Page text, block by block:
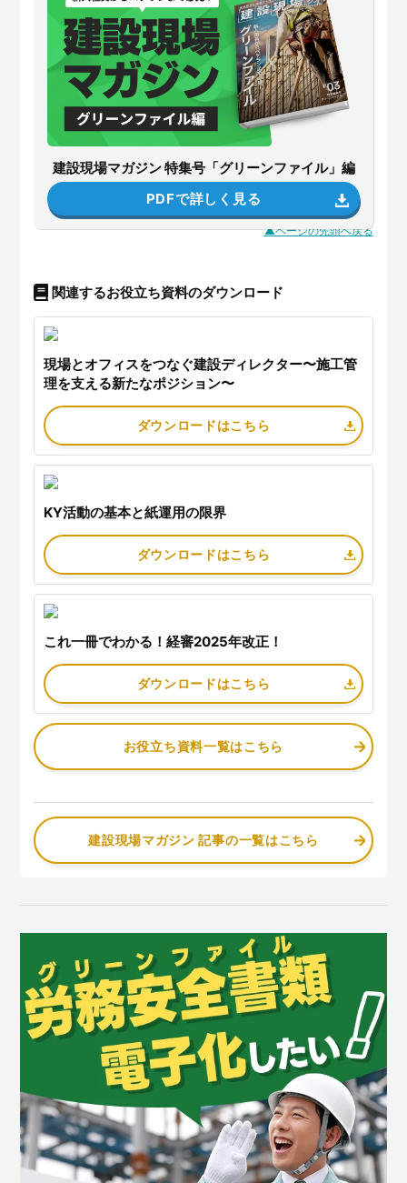
建設現場マガジン 特集号「グリーンファイル」編
PDFで詳しく見る
▲ページの先頭へ戻る
関連するお役立ち資料のダウンロード
現場とオフィスをつなぐ建設ディレクター〜施工管
理を支える新たなポジション〜
ダウンロードはこちら
KY活動の基本と紙運用の限界
ダウンロードはこちら
これ⼀冊でわかる！経審2025年改正！
ダウンロードはこちら
お役立ち資料一覧はこちら
建設現場マガジン 記事の一覧はこちら
PDFで詳しく見る